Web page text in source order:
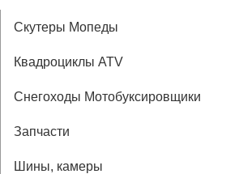
Скутеры Мопеды
Квадроциклы ATV
Снегоходы Мотобуксировщики
Запчасти
Шины, камеры